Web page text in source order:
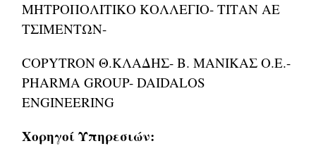
ΜΗΤΡΟΠΟΛΙΤΙΚΟ ΚΟΛΛΕΓΙΟ- ΤΙΤΑΝ ΑΕ
ΤΣΙΜΕΝΤΩΝ-
COPYTRON Θ.ΚΛΑΔΗΣ- Β. ΜΑΝΙΚΑΣ Ο.Ε.-
PHARMA GROUP- DAIDALOS
ENGINEERING
Χορηγοί Υπηρεσιών: